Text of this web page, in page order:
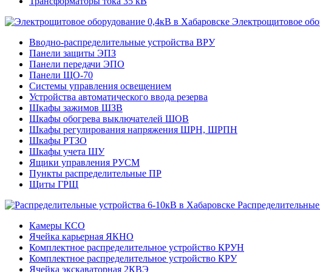
Электрощитовое
Вводно-распределительные устройства ВРУ
Панели защиты ЭПЗ
Панели передачи ЭПО
Панели ЩО-70
Системы управления освещением
Устройства автоматического ввода резерва
Шкафы зажимов ШЗВ
Шкафы обогрева выключателей ШОВ
Шкафы регулирования напряжения ШРН, ШРПН
Шкафы РТЗО
Шкафы учета ШУ
Ящики управления РУСМ
Пункты распределительные ПР
Щиты ГРЩ
Камеры КСО
Ячейка карьерная ЯКНО
Комплектное распределительное устройство КРУН
Комплектное распределительное устройство КРУ
Ячейка экскаваторная 2КВЭ